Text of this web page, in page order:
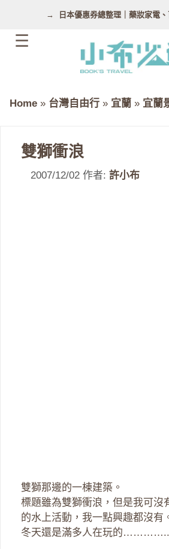
日本優惠券總整理｜藥妝家電
Home » 台灣自由行 » 宜蘭 » 宜蘭
雙獅衝浪
2007/12/02 作者: 許小布
雙獅那邊的一棟建築。
標題雖為雙獅衝浪，但是我可沒
的水上活動，我一點興趣都沒有
冬天還是滿多人在玩的…………..